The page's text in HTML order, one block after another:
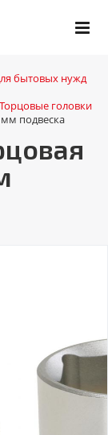
бытовых нужд
Торцовые головки
подвеска